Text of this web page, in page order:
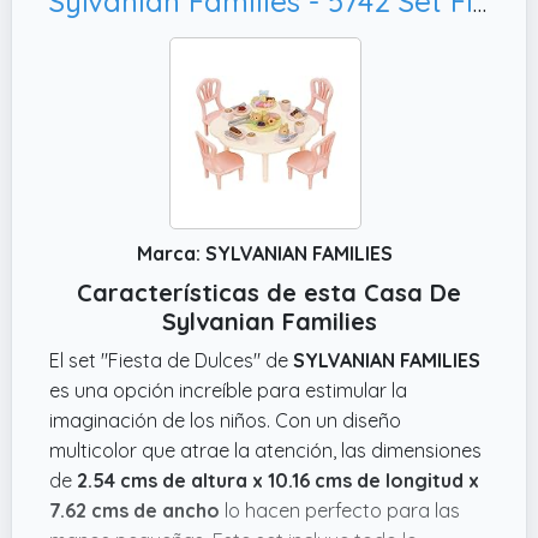
Marca: SYLVANIAN FAMILIES
Características de esta Casa De
Sylvanian Families
El set "Fiesta de Dulces" de SYLVANIAN FAMILIES
es una opción increíble para estimular la
imaginación de los niños. Con un diseño
multicolor que atrae la atención, las dimensiones
de 2.54 cms de altura x 10.16 cms de longitud x
7.62 cms de ancho lo hacen perfecto para las